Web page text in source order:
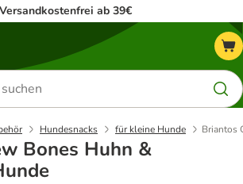
Versandkostenfrei ab 39€
Hundesnacks für kleine Hunde Briantos
Bones Huhn &